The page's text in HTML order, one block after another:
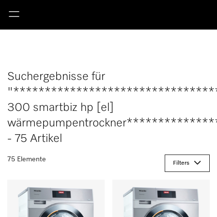
Suchergebnisse für
300 smartbiz hp [el]
- 75 Artikel
75 Elemente
Filters